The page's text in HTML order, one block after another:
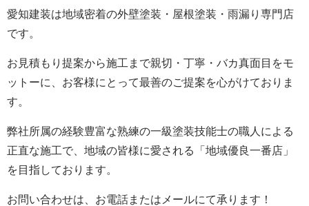
愛知建装は地域密着の外壁塗装・屋根塗装・雨漏り専門店
です。
お見積もり提案から施工まで親切・丁寧・バカ真面目をモ
ットーに、お客様にとって最善のご提案を心がけておりま
す。
弊社所属の経験豊富な熟練の一級塗装技能士の職人による
正直な施工で、地域の皆様に愛される「地域優良一番店」
を目指しております。
お問い合わせは、お電話またはメールにて承ります！